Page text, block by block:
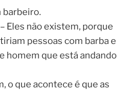
barbeiro.
Eles não existem, porque
pessoas com barba e
homem que está andando
o que acontece é que as